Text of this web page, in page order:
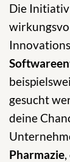
Die
gesucht
deine
Pharmazie